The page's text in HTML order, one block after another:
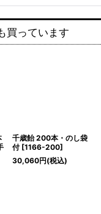
買っています
千歳飴 200本・のし袋
付 [1166-200]
30,060円(税込)